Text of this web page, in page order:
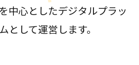
中心としたデジタルプラッ
として運営します。